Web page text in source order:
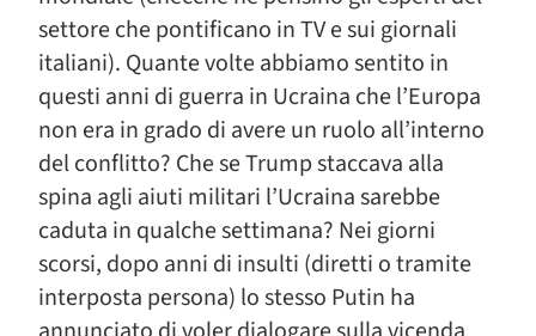
settore che pontificano in TV e sui giornali
italiani). Quante volte abbiamo sentito in
questi anni di guerra in Ucraina che l’Europa
non era in grado di avere un ruolo all’interno
del conflitto? Che se Trump staccava alla
spina agli aiuti militari l’Ucraina sarebbe
caduta in qualche settimana? Nei giorni
scorsi, dopo anni di insulti (diretti o tramite
interposta persona) lo stesso Putin ha